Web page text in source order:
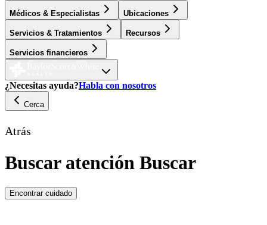
Médicos & Especialistas Ubicaciones
Servicios & Tratamientos Recursos
Servicios financieros
¿Necesitas ayuda?Habla con nosotros
Cerca
Atrás
Buscar atención Buscar
Encontrar cuidado